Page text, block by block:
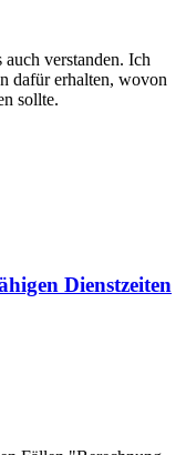
verstanden. Ich
dafür erhalten, wovon
sollte.
Dienstzeiten